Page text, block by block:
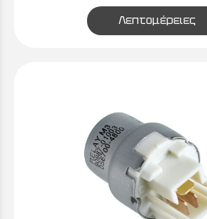
Λεπτομέρειες